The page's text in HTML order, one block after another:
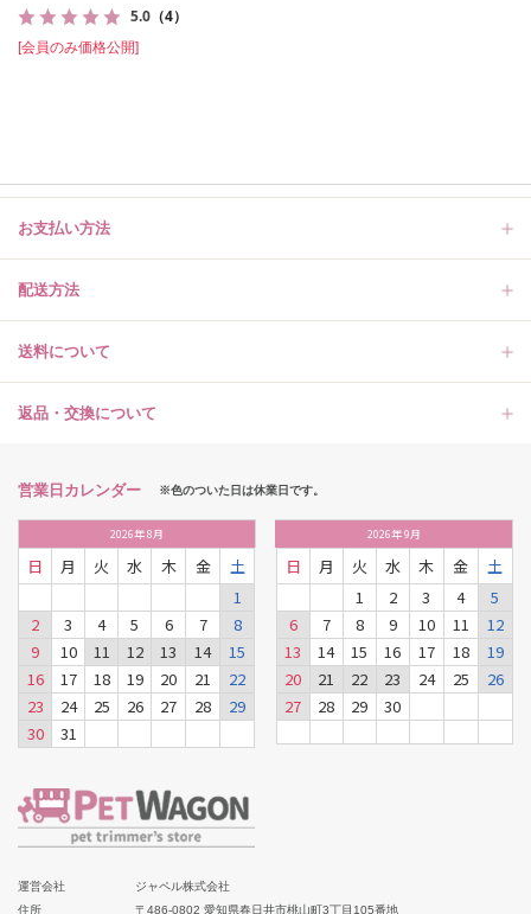
5.0 （4）
[会員のみ価格公開]
お支払い方法
配送方法
送料について
返品・交換について
営業日カレンダー ※色のついた日は休業日です。
2026年8月
日 月 火 水 木 金
土
1
2
3 4 5 6 7
8
9
10 11 12 13 14
15
16
17 18 19 20 21
22
23
24 25 26 27 28
29
30
31
2026年9月
日 月 火 水 木 金
土
1
2 3 4
5
6
7 8 9 10 11
12
13
14 15 16 17 18
19
20
21 22 23 24 25
26
27
28 29 30
運営会社
ジャペル株式会社
住所
〒486-0802 愛知県春日井市桃山町3丁目105番地